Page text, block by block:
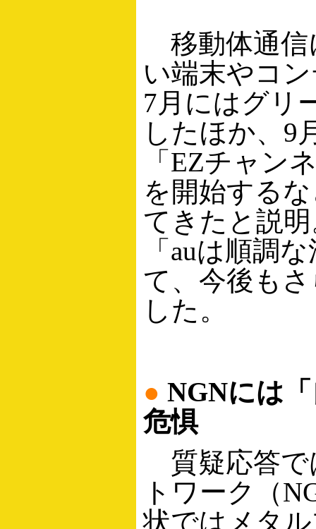
移動体通信
い端末やコ
7月にはグリ
したほか、9
「EZチャン
を開始する
てきたと説
「auは順調
て、今後も
した。
● NGNには
危惧
質疑応答で
トワーク（
状ではメタ